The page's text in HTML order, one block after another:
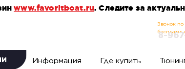
www.favoritboat.ru. Следите за
Звонок по
8-
Информация Где купить